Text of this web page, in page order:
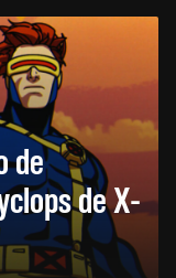
de
de X-